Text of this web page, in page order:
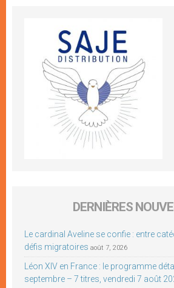
DERNIÈRES
Le cardinal Aveline se confie : entre
défis migratoires août 7, 2026
Léon XIV en France : le programme
septembre – 7 titres, vendredi 7 août